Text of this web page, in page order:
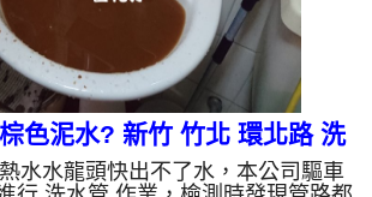
色泥水? 新竹 竹北 環北路 洗
水管
水水龍頭快出不了水，本公司驅車